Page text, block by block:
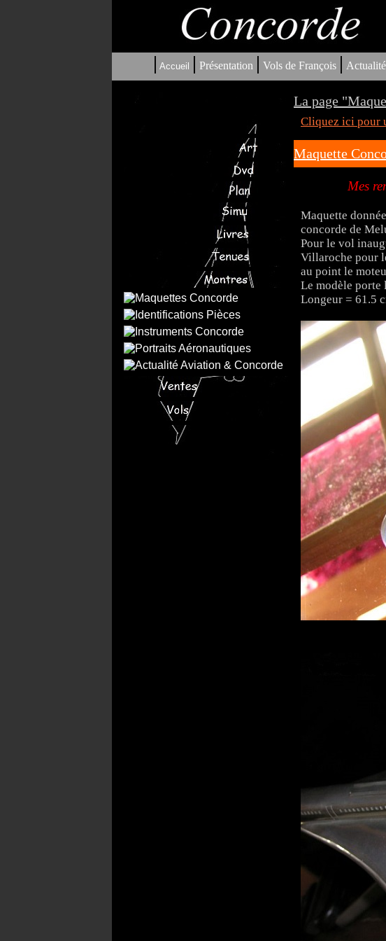
| Accueil | Présentation | Vols de François |
La page
Cliquez ici pour
Maquette
Mes
Maquette
concorde de
Pour le vol
Villaroche pour
au point le
Le modèle porte
Longeur = 61.5